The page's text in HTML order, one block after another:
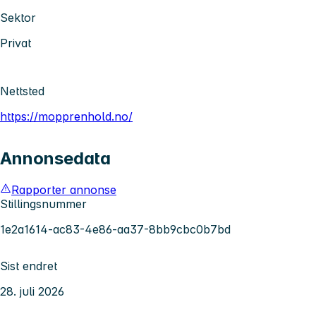
Sektor
Privat
Nettsted
https://mopprenhold.no/
Annonsedata
Rapporter annonse
Stillingsnummer
1e2a1614-ac83-4e86-aa37-8bb9cbc0b7bd
Sist endret
28. juli 2026